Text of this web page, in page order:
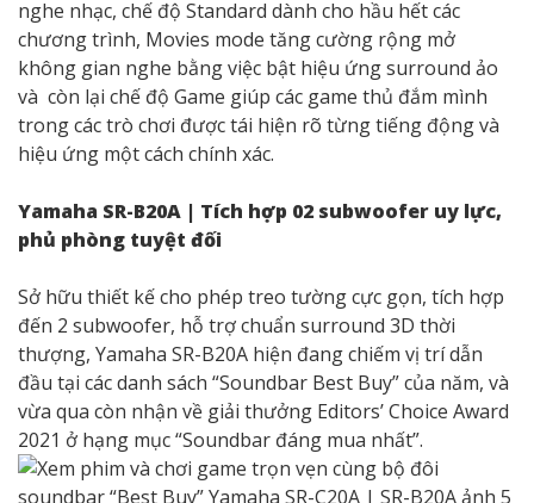
nghe nhạc, chế độ Standard dành cho hầu hết các
chương trình, Movies mode tăng cường rộng mở
không gian nghe bằng việc bật hiệu ứng surround ảo
và còn lại chế độ Game giúp các game thủ đắm mình
trong các trò chơi được tái hiện rõ từng tiếng động và
hiệu ứng một cách chính xác.
Yamaha SR-B20A | Tích hợp 02 subwoofer uy lực,
phủ phòng tuyệt đối
Sở hữu thiết kế cho phép treo tường cực gọn, tích hợp
đến 2 subwoofer, hỗ trợ chuẩn surround 3D thời
thượng, Yamaha SR-B20A hiện đang chiếm vị trí dẫn
đầu tại các danh sách “Soundbar Best Buy” của năm, và
vừa qua còn nhận về giải thưởng Editors’ Choice Award
2021 ở hạng mục “Soundbar đáng mua nhất”.